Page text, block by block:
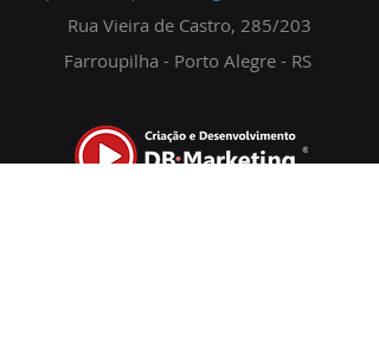
Rua Vieira de Castro, 285/203
Farroupilha - Porto Alegre - RS